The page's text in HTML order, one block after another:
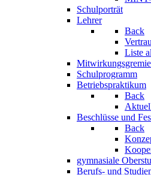
Schulporträt
Lehrer
Back
Liste
Schulprogramm
Betriebspraktikum
Back
Beschlüsse und
Back
gymnasiale
Berufs- und